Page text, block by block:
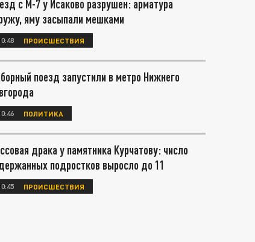
с М-7 у Исаково разрушен: арматура
яму засыпали мешками
ПРОИСШЕСТВИЯ
поезд запустили в метро Нижнего
ПОЛИТИКА
драка у памятника Курчатову: число
подростков выросло до 11
ПРОИСШЕСТВИЯ